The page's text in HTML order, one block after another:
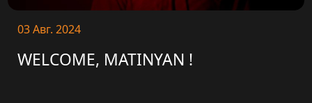
03 Авг. 2024
WELCOME, MATINYAN !